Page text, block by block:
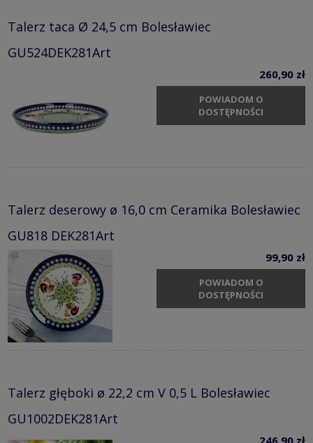
Talerz taca Ø 24,5 cm Bolesławiec
GU524DEK281Art
260,90 zł
POWIADOM O
DOSTĘPNOŚCI
Talerz deserowy ø 16,0 cm Ceramika Bolesławiec
GU818 DEK281Art
99,90 zł
POWIADOM O
DOSTĘPNOŚCI
Talerz głęboki ø 22,2 cm V 0,5 L Bolesławiec
GU1002DEK281Art